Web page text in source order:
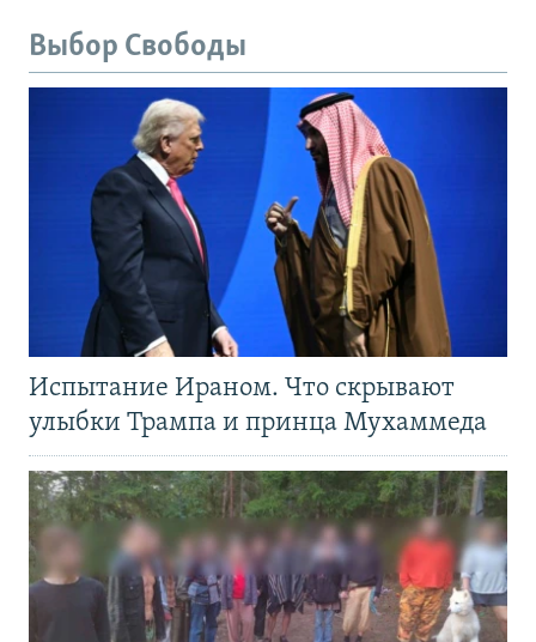
Выбор Свободы
Испытание Ираном. Что скрывают
улыбки Трампа и принца Мухаммеда